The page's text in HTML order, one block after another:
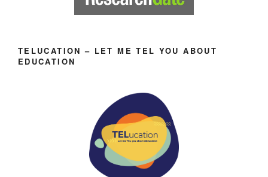
TELUCATION – LET ME TEL YOU ABOUT
EDUCATION